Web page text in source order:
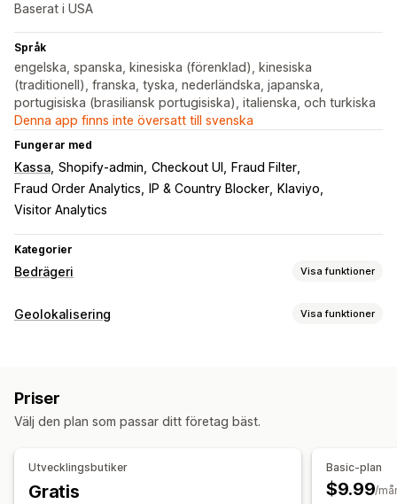
Baserat i USA
Språk
engelska, spanska, kinesiska (förenklad), kinesiska
(traditionell), franska, tyska, nederländska, japanska,
portugisiska (brasiliansk portugisiska), italienska, och turkiska
Denna app finns inte översatt till svenska
Fungerar med
Kassa Shopify-admin Checkout UI
Fraud Filter
Fraud Order Analytics
IP & Country Blocker
Klaviyo
Visitor Analytics
Kategorier
Bedrägeri Visa funktioner
Bedrägerityper
Förebyggande verktyg
Anpassade regler
Blockeringslista
Skräppostblockering
AI-baserad identifiering
Geolokalisering Visa funktioner
Lokaliseringsinställningar
Priser
Välj den plan som passar ditt företag bäst.
Utvecklingsbutiker
Gratis
Basic-plan
$9.99/